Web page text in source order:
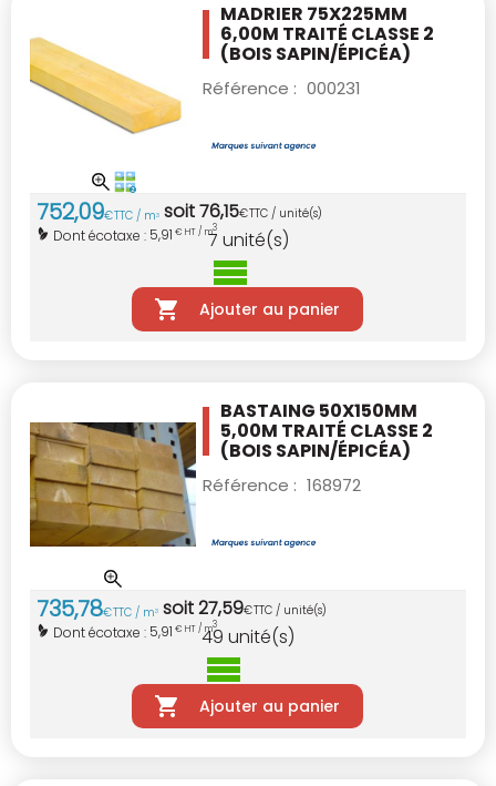
MADRIER 75X225MM
6,00M TRAITÉ CLASSE 2
(BOIS SAPIN/ÉPICÉA)
Référence : 000231
752,09€TTC / m3 soit76,15€TTC / unité(s)
Dont écotaxe : 5,91 € HT / m3
7 unité(s)
Ajouter au panier
BASTAING 50X150MM
5,00M TRAITÉ CLASSE 2
(BOIS SAPIN/ÉPICÉA)
Référence : 168972
735,78€TTC / m3 soit27,59€TTC / unité(s)
Dont écotaxe : 5,91 € HT / m3
49 unité(s)
Ajouter au panier